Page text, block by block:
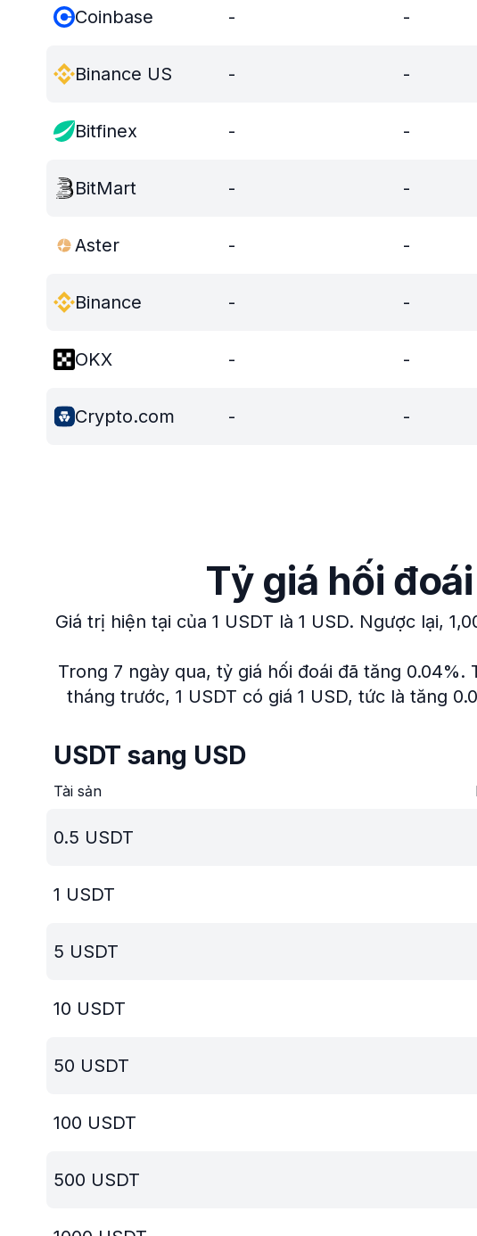
Coinbase - -
Binance US - -
Bitfinex - -
BitMart - -
Aster - -
Binance - -
OKX - -
Crypto.com - -
Tỷ giá hối
Giá trị hiện tại của 1 USDT là 1 USD. Ngược lại,
Trong 7 ngày qua, tỷ giá hối đoái đã tăng 0.04%.
tháng trước, 1 USDT có giá 1 USD, tức là tăng
USDT sang USD
Tài sản
0.5 USDT
1 USDT
5 USDT
10 USDT
50 USDT
100 USDT
500 USDT